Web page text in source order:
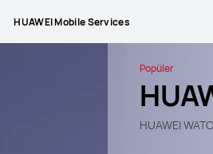
HUAWEI Mobile Services
Popüler
HUAWEI